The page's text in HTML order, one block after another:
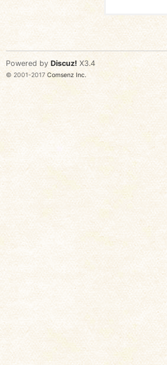
Powered by Discuz! X3.4
© 2001-2017 Comsenz Inc.